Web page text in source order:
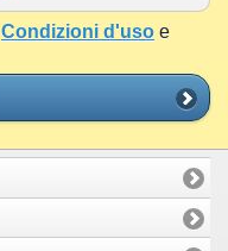
Condizioni d'uso e